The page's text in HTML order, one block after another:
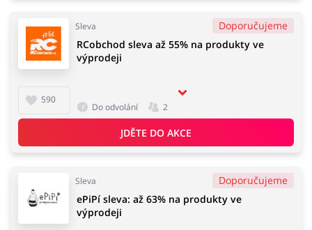
Sleva Doporučujeme
590
RCobchod sleva až 55% na produkty ve
výprodeji
Do odvolání 2
JDĚTE DO AKCE
Sleva Doporučujeme
ePiPí sleva: až 63% na produkty ve
výprodeji